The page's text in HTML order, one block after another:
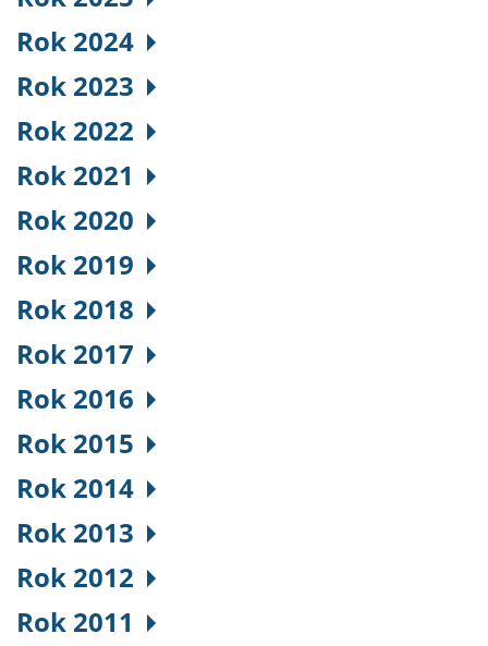
Rok 2024
Rok 2023
Rok 2022
Rok 2021
Rok 2020
Rok 2019
Rok 2018
Rok 2017
Rok 2016
Rok 2015
Rok 2014
Rok 2013
Rok 2012
Rok 2011